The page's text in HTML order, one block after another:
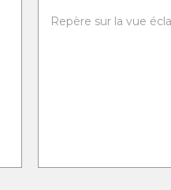
Repère sur la vue